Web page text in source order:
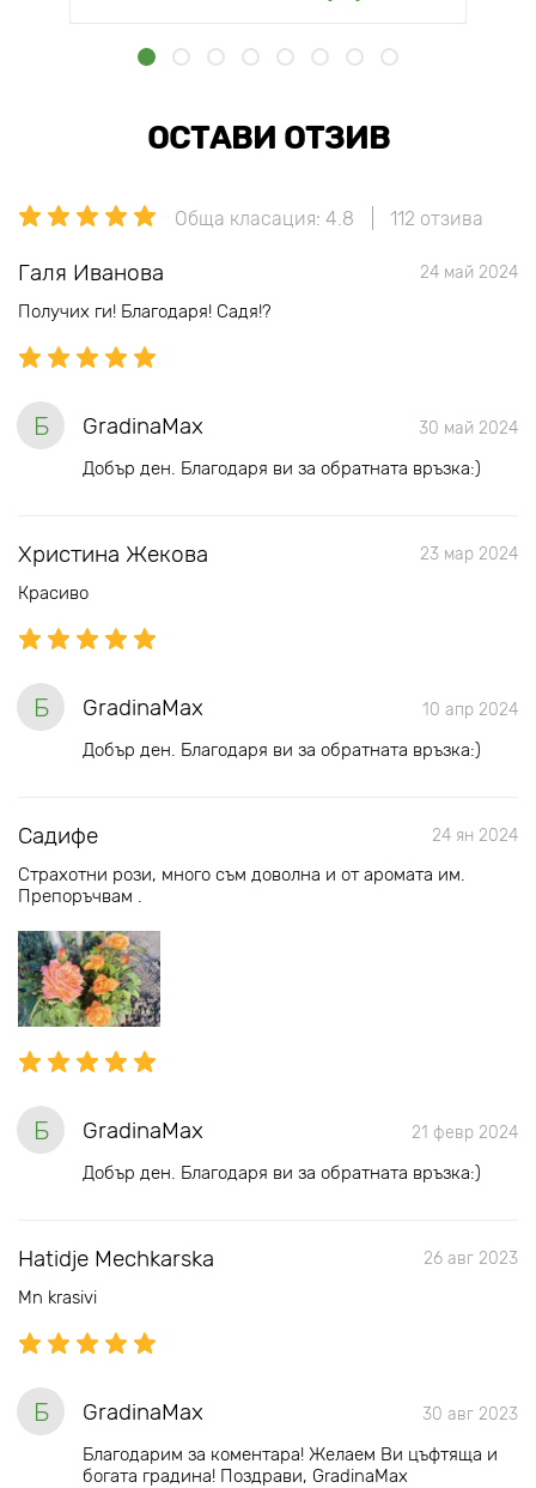
ОСТАВИ ОТЗИВ
Обща класация: 4.8 112 отзива
Галя Иванова 24 май 2024
Получих ги! Благодаря! Садя!?
Б GradinaMax 30 май 2024
Добър ден. Благодаря ви за обратната връзка:)
Христина Жекова 23 мар 2024
Красиво
Б GradinaMax 10 апр 2024
Добър ден. Благодаря ви за обратната връзка:)
Садифе 24 ян 2024
Страхотни рози, много съм доволна и от аромата им.
Препоръчвам .
Б GradinaMax 21 февр 2024
Добър ден. Благодаря ви за обратната връзка:)
Hatidje Mechkarska 26 авг 2023
Mn krasivi
Б GradinaMax 30 авг 2023
Благодарим за коментара! Желаем Ви цъфтяща и
богата градина! Поздрави, GradinaMax